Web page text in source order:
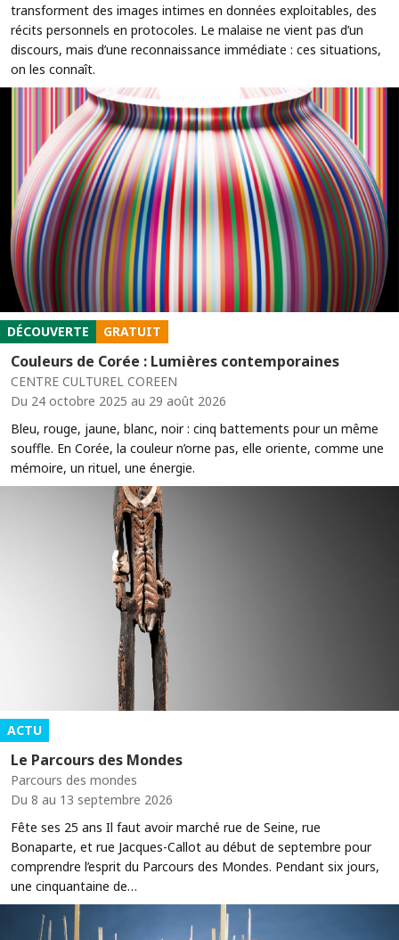
transforment des images intimes en données exploitables, des
récits personnels en protocoles. Le malaise ne vient pas d’un
discours, mais d’une reconnaissance immédiate : ces situations,
on les connaît.
DÉCOUVERTE GRATUIT
Couleurs de Corée : Lumières contemporaines
CENTRE CULTUREL COREEN
Du 24 octobre 2025 au 29 août 2026
Bleu, rouge, jaune, blanc, noir : cinq battements pour un même
souffle. En Corée, la couleur n’orne pas, elle oriente, comme une
mémoire, un rituel, une énergie.
ACTU
Le Parcours des Mondes
Parcours des mondes
Du 8 au 13 septembre 2026
Fête ses 25 ans Il faut avoir marché rue de Seine, rue
Bonaparte, et rue Jacques-Callot au début de septembre pour
comprendre l’esprit du Parcours des Mondes. Pendant six jours,
une cinquantaine de…